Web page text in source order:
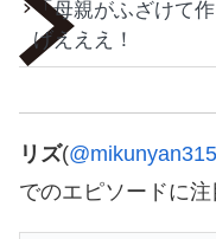
「母親がふざけて
げえええ！
リズ(
でのエピソードに注